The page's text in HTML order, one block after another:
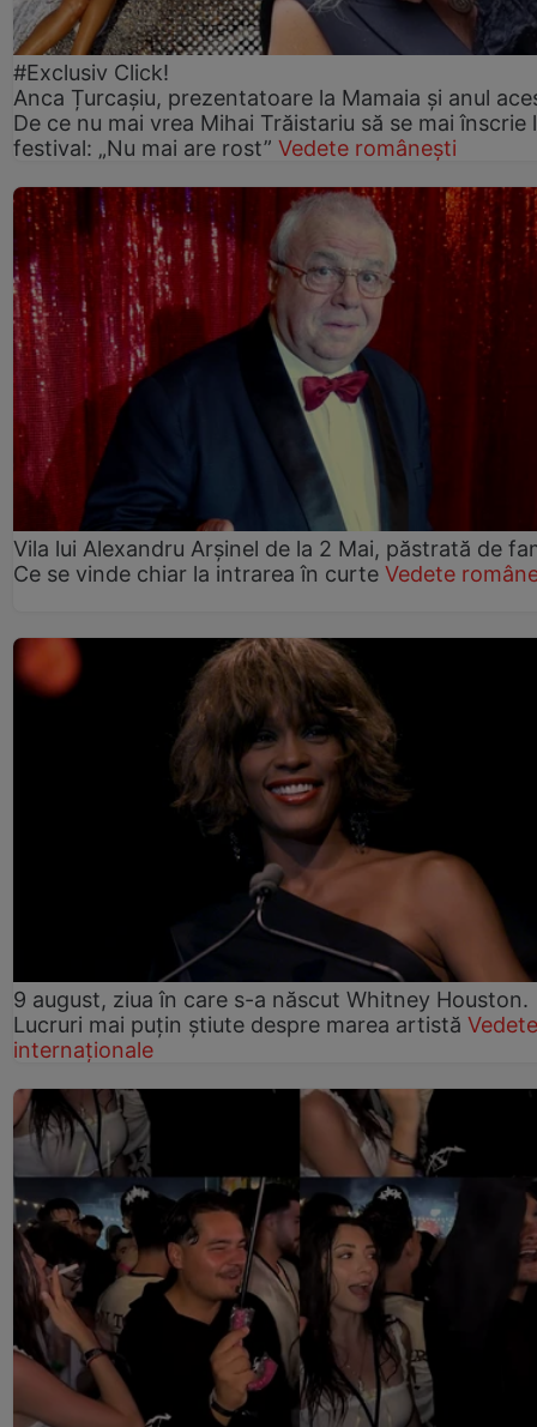
#Exclusiv Click!
Anca Țurcașiu, prezentatoare la Mamaia și anul
De ce nu mai vrea Mihai Trăistariu să se mai înscrie
festival: „Nu mai are rost” Vedete românești
Vila lui Alexandru Arșinel de la 2 Mai, păstrată de
Ce se vinde chiar la intrarea în curte Vedete
9 august, ziua în care s-a născut Whitney Houston.
Lucruri mai puțin știute despre marea artistă Vedete
internaționale